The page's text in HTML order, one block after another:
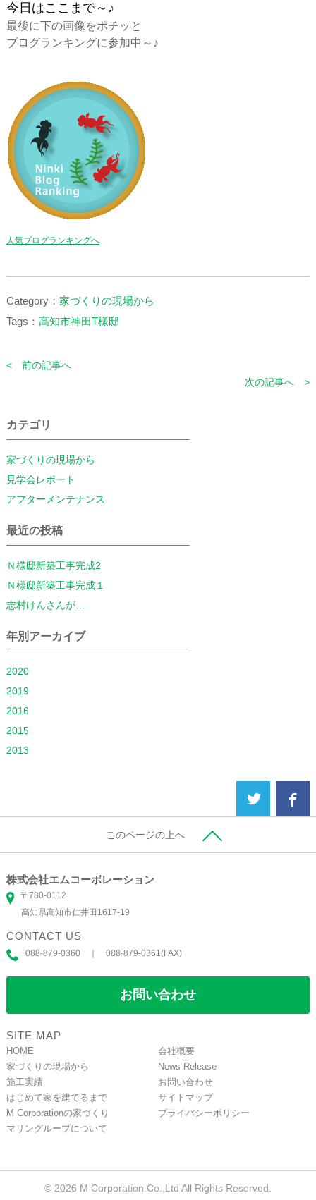
今日はここまで～♪
最後に下の画像をポチッと
ブログランキングに参加中～♪
人気ブログランキングへ
Category： 家づくりの現場から
Tags： 高知市神田T様邸
< 前の記事へ
次の記事へ >
カテゴリ
家づくりの現場から
見学会レポート
アフターメンテナンス
最近の投稿
Ｎ様邸新築工事完成2
Ｎ様邸新築工事完成１
志村けんさんが…
年別アーカイブ
2020
2019
2016
2015
2013
このページの上へ
株式会社エムコーポレーション
〒780-0112
高知県高知市仁井田1617-19
CONTACT US
088-879-0360 ｜ 088-879-0361(FAX)
お問い合わせ
SITE MAP
HOME
家づくりの現場から
施工実績
はじめて家を建てるまで
M Corporationの家づくり
マリングループについて
会社概要
News Release
お問い合わせ
サイトマップ
プライバシーポリシー
© 2026 M Corporation.Co.,Ltd All Rights Reserved.